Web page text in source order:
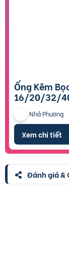
Ống Kẽm Bọc Nhựa Phi
16/20/32/
Nhã Phương
Xem chi tiết
Đánh giá &